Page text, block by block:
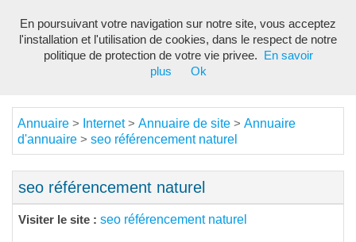
Annuaire > Internet> Annuaire de site > Annuaire
d'annuaire > seo référencement naturel
seo référencement naturel
Visiter le site : seo référencement naturel
En poursuivant votre navigation sur notre site, vous acceptez
l'installation et l'utilisation de cookies, dans le respect de notre
politique de protection de votre vie privee.
En savoir
plus
Ok